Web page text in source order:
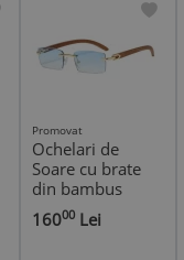
Promovat
Ochelari de
Soare cu brate
din bambus
Albastri tip Ray
Ban Gucci Prada
16000 Lei